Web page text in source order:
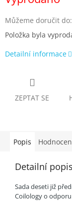
Můžeme doručit do:
Položka byla
Detailní informace
ZEPTAT SE
Popis
Detailní
Sada deseti již
Coilology o